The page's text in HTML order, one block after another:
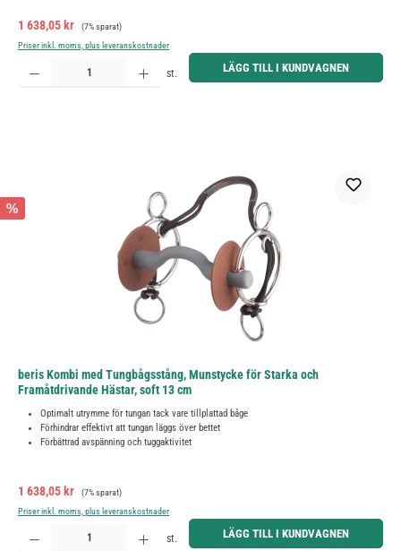
Försäljningspris:
1 638,05 kr Ordinarie pris:
(7% sparat)
Priser inkl. moms, plus leveranskostnader
Produktkvantitet: Ange önskat belopp eller använd knapparna för att öka eller minska kvantiteten.
st. LÄGG TILL I KUNDVAGNEN
%
beris Kombi med Tungbågsstång, Munstycke för Starka och
Framåtdrivande Hästar, soft 13 cm
Optimalt utrymme för tungan tack vare tillplattad båge
Förhindrar effektivt att tungan läggs över bettet
Förbättrad avspänning och tuggaktivitet
Försäljningspris:
1 638,05 kr Ordinarie pris:
(7% sparat)
Priser inkl. moms, plus leveranskostnader
Produktkvantitet: Ange önskat belopp eller använd knapparna för att öka eller minska kvantiteten.
st. LÄGG TILL I KUNDVAGNEN